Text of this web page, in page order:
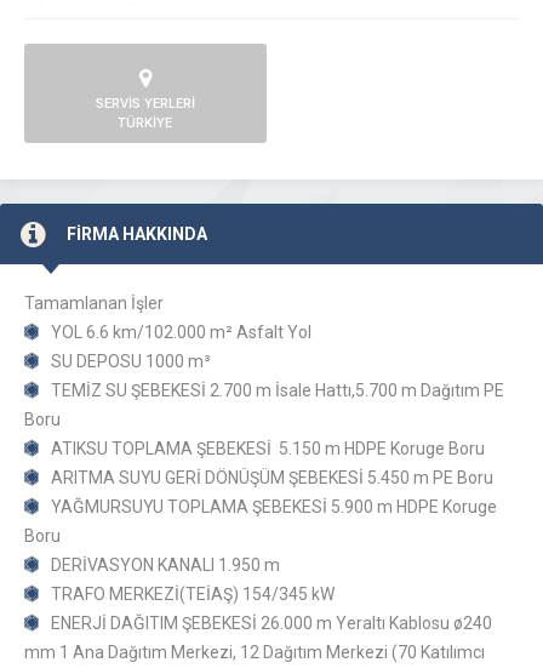
SERVİS YERLERİ
TÜRKİYE
FİRMA HAKKINDA
Tamamlanan İşler
YOL 6.6 km/102.000 m² Asfalt Yol
SU DEPOSU 1000 m³
TEMİZ SU ŞEBEKESİ 2.700 m İsale Hattı,5.700 m Dağıtım PE
Boru
ATIKSU TOPLAMA ŞEBEKESİ 5.150 m HDPE Koruge Boru
ARITMA SUYU GERİ DÖNÜŞÜM ŞEBEKESİ 5.450 m PE Boru
YAĞMURSUYU TOPLAMA ŞEBEKESİ 5.900 m HDPE Koruge
Boru
DERİVASYON KANALI 1.950 m
TRAFO MERKEZİ(TEİAŞ) 154/345 kW
ENERJİ DAĞITIM ŞEBEKESİ 26.000 m Yeraltı Kablosu ø240
mm 1 Ana Dağıtım Merkezi, 12 Dağıtım Merkezi (70 Katılımcı